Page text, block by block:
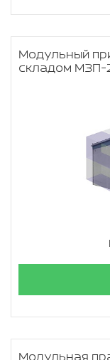
Модульный
складом МЗП-